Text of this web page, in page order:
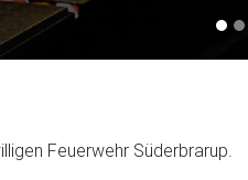
Feuerwehr Süderbrarup.